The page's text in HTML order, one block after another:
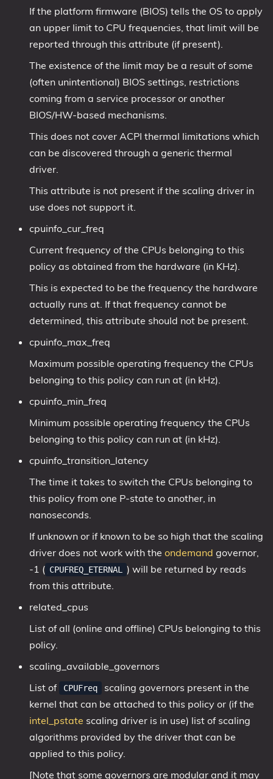
If the platform firmware (BIOS) tells the OS to apply
an upper limit to CPU frequencies, that limit will be
reported through this attribute (if present).
The existence of the limit may be a result of some
(often unintentional) BIOS settings, restrictions
coming from a service processor or another
BIOS/HW-based mechanisms.
This does not cover ACPI thermal limitations which
can be discovered through a generic thermal
driver.
This attribute is not present if the scaling driver in
use does not support it.
cpuinfo_cur_freq
Current frequency of the CPUs belonging to this
policy as obtained from the hardware (in KHz).
This is expected to be the frequency the hardware
actually runs at. If that frequency cannot be
determined, this attribute should not be present.
cpuinfo_max_freq
Maximum possible operating frequency the CPUs
belonging to this policy can run at (in kHz).
cpuinfo_min_freq
Minimum possible operating frequency the CPUs
belonging to this policy can run at (in kHz).
cpuinfo_transition_latency
The time it takes to switch the CPUs belonging to
this policy from one P-state to another, in
nanoseconds.
If unknown or if known to be so high that the scaling
driver does not work with the ondemand governor,
-1 ( CPUFREQ_ETERNAL
) will be returned by reads
from this attribute.
related_cpus
List of all (online and offline) CPUs belonging to this
policy.
scaling_available_governors
List of
CPUFreq
scaling governors present in the
kernel that can be attached to this policy or (if the
intel_pstate scaling driver is in use) list of scaling
algorithms provided by the driver that can be
applied to this policy.
[Note that some governors are modular and it may